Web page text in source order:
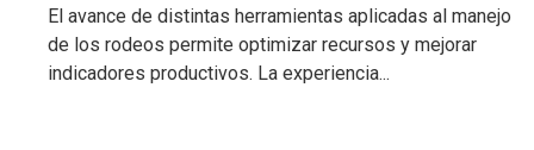
El avance de distintas herramientas aplicadas al manejo
de los rodeos permite optimizar recursos y mejorar
indicadores productivos. La experiencia...